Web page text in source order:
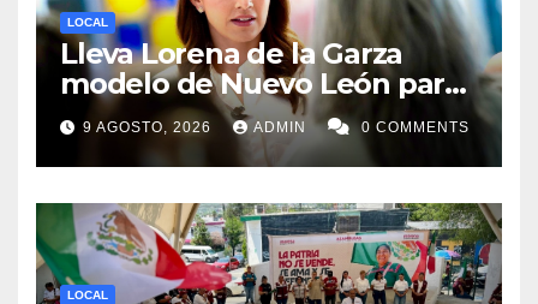
LOCAL
Lleva Lorena de la Garza
modelo de Nuevo León para
búsqueda de desaparecidos
a todos México
9 AGOSTO, 2026 ADMIN 0 COMMENTS
LOCAL